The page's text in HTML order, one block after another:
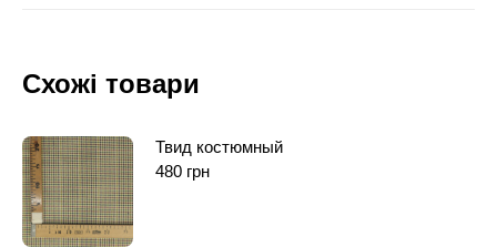
Схожі товари
Твид костюмный
480 грн